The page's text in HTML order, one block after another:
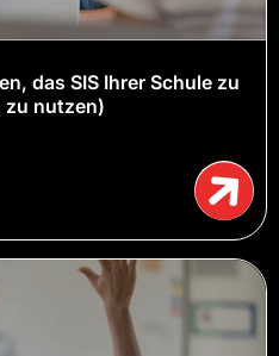
das SIS Ihrer Schule zu
zu nutzen)